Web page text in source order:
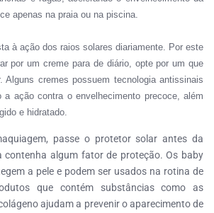
apenas na praia ou napiscina.
à ação dos raios solares diariamente. Por este
por um creme para de diário, opte por um que
Alguns cremes possuem tecnologia antissinais
a ação contra o envelhecimento precoce, além
e hidratado.
passe o protetor solar antes da
contenha algum fator de proteção. Os baby
a pele e podem ser usados na rotina de
que contém substâncias como as
ajudam a prevenir o aparecimento de